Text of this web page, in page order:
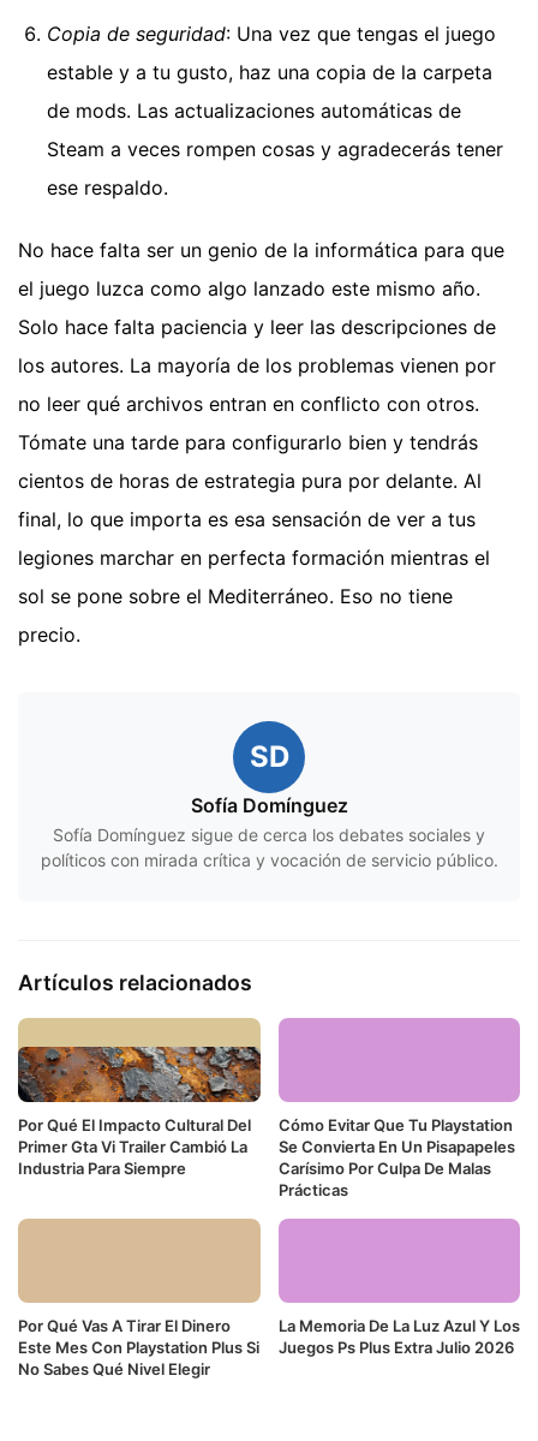
Copia de seguridad: Una vez que tengas el juego
estable y a tu gusto, haz una copia de la carpeta
de mods. Las actualizaciones automáticas de
Steam a veces rompen cosas y agradecerás tener
ese respaldo.
No hace falta ser un genio de la informática para que
el juego luzca como algo lanzado este mismo año.
Solo hace falta paciencia y leer las descripciones de
los autores. La mayoría de los problemas vienen por
no leer qué archivos entran en conflicto con otros.
Tómate una tarde para configurarlo bien y tendrás
cientos de horas de estrategia pura por delante. Al
final, lo que importa es esa sensación de ver a tus
legiones marchar en perfecta formación mientras el
sol se pone sobre el Mediterráneo. Eso no tiene
precio.
SD
Sofía Domínguez
Sofía Domínguez sigue de cerca los debates sociales y
políticos con mirada crítica y vocación de servicio público.
Artículos relacionados
Por Qué El Impacto Cultural Del
Primer Gta Vi Trailer Cambió La
Industria Para Siempre
Cómo Evitar Que Tu Playstation
Se Convierta En Un Pisapapeles
Carísimo Por Culpa De Malas
Prácticas
Por Qué Vas A Tirar El Dinero
Este Mes Con Playstation Plus Si
No Sabes Qué Nivel Elegir
La Memoria De La Luz Azul Y Los
Juegos Ps Plus Extra Julio 2026